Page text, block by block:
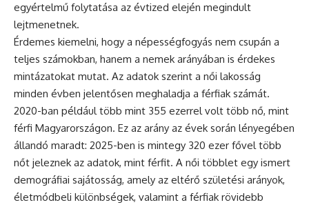
egyértelmű folytatása az évtized elején megindult
lejtmenetnek.
Érdemes kiemelni, hogy a népességfogyás nem csupán a
teljes számokban, hanem a nemek arányában is érdekes
mintázatokat mutat. Az adatok szerint a női lakosság
minden évben jelentősen meghaladja a férfiak számát.
2020-ban például több mint 355 ezerrel volt több nő, mint
férfi Magyarországon. Ez az arány az évek során lényegében
állandó maradt: 2025-ben is mintegy 320 ezer fővel több
nőt jeleznek az adatok, mint férfit. A női többlet egy ismert
demográfiai sajátosság, amely az eltérő születési arányok,
életmódbeli különbségek, valamint a férfiak rövidebb